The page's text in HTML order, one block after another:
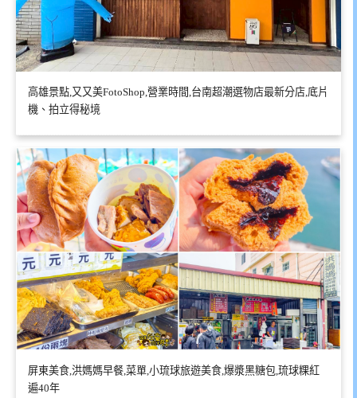
高雄景點,又又美FotoShop,營業時間,台南超潮選物店最新分店,底片
機、拍立得秘境
屏東美食,洪媽媽早餐,菜單,小琉球旅遊美食,爆漿黑糖包,琉球粿紅
遍40年